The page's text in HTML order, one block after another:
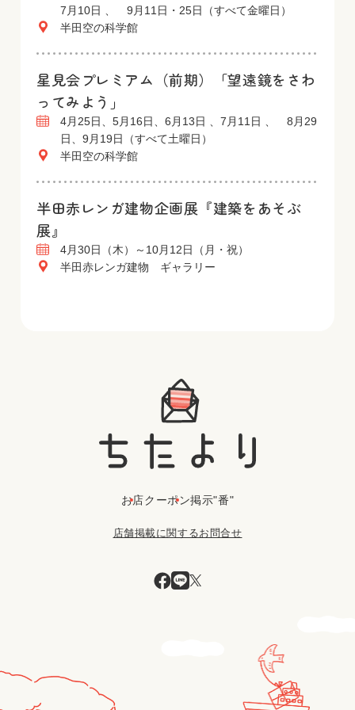
7月10日 、 9月11日・25日（すべて金曜日）
半田空の科学館
星見会プレミアム（前期）「望遠鏡をさわ
ってみよう」
4月25日、5月16日、6月13日 、7月11日 、 8月29
日、9月19日（すべて土曜日）
半田空の科学館
半田赤レンガ建物企画展『建築をあそぶ
展』
4月30日（木）～10月12日（月・祝）
半田赤レンガ建物 ギャラリー
お店クーポン掲示"番"
店舗掲載に関するお問合せ